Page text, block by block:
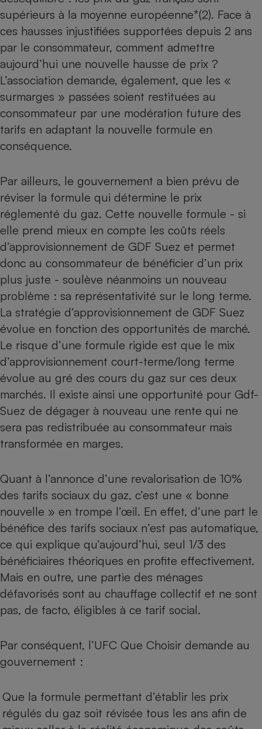
supérieurs à la moyenne européenne*(2). Face à
ces hausses injustifiées supportées depuis 2 ans
par le consommateur, comment admettre
aujourd’hui une nouvelle hausse de prix ?
L’association demande, également, que les «
surmarges » passées soient restituées au
consommateur par une modération future des
tarifs en adaptant la nouvelle formule en
conséquence.
Par ailleurs, le gouvernement a bien prévu de
réviser la formule qui détermine le prix
réglementé du gaz. Cette nouvelle formule - si
elle prend mieux en compte les coûts réels
d’approvisionnement de GDF Suez et permet
donc au consommateur de bénéficier d’un prix
plus juste - soulève néanmoins un nouveau
problème : sa représentativité sur le long terme.
La stratégie d’approvisionnement de GDF Suez
évolue en fonction des opportunités de marché.
Le risque d’une formule rigide est que le mix
d’approvisionnement court-terme/long terme
évolue au gré des cours du gaz sur ces deux
marchés. Il existe ainsi une opportunité pour Gdf-
Suez de dégager à nouveau une rente qui ne
sera pas redistribuée au consommateur mais
transformée en marges.
Quant à l’annonce d’une revalorisation de 10%
des tarifs sociaux du gaz, c’est une « bonne
nouvelle » en trompe l’œil. En effet, d’une part le
bénéfice des tarifs sociaux n’est pas automatique,
ce qui explique qu’aujourd’hui, seul 1/3 des
bénéficiaires théoriques en profite effectivement.
Mais en outre, une partie des ménages
défavorisés sont au chauffage collectif et ne sont
pas, de facto, éligibles à ce tarif social.
Par conséquent, l’UFC Que Choisir demande au
gouvernement :
Que la formule permettant d’établir les prix
régulés du gaz soit révisée tous les ans afin de
Climatiseur -
Cafetière à expressos
Robot ménager
Antivirus
Climatiseur -
Ventilateur